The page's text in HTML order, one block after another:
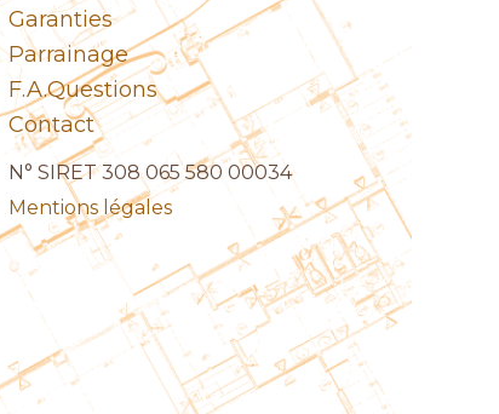
Garanties
Parrainage
F.A.Questions
Contact
N° SIRET 308 065 580 00034
Mentions légales